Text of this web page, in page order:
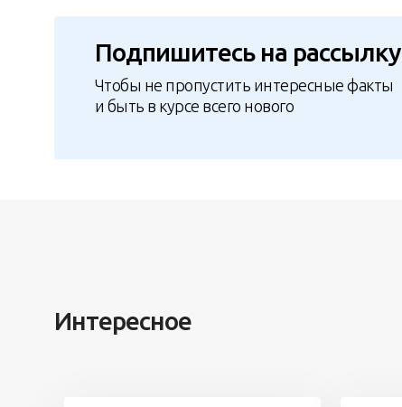
Подпишитесь на рассылку
Чтобы не пропустить интересные факты
и быть в курсе всего нового
Интересное